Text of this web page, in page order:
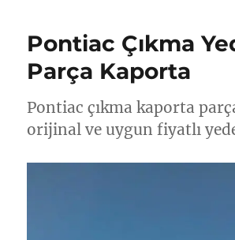
Pontiac Çıkma
Parça Kaporta
Pontiac çıkma kaporta
orijinal ve uygun fiyatlı